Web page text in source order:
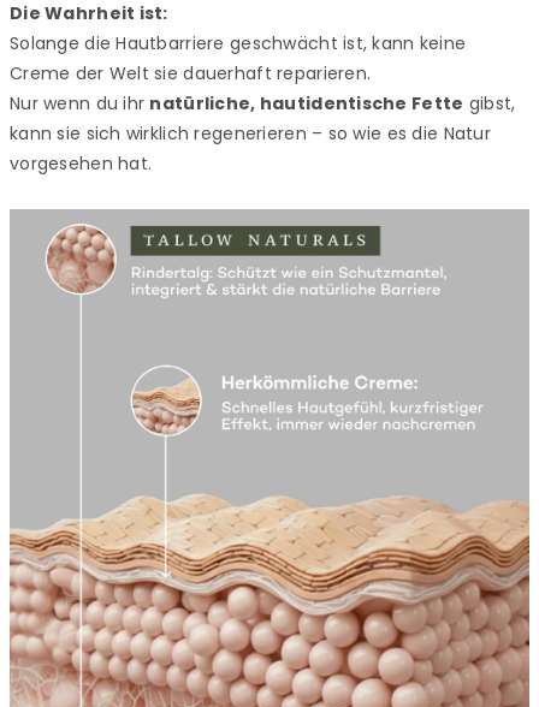
Die Wahrheit ist:
Solange die Hautbarriere geschwächt ist, kann keine
Creme der Welt sie dauerhaft reparieren.
Nur wenn du ihr natürliche, hautidentische Fette gibst,
kann sie sich wirklich regenerieren – so wie es die Natur
vorgesehen hat.